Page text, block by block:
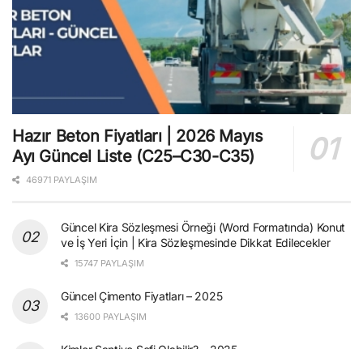
Hazır Beton Fiyatları | 2026 Mayıs
Ayı Güncel Liste (C25–C30-C35)
46971 PAYLAŞIM
Güncel Kira Sözleşmesi Örneği (Word Formatında) Konut
ve İş Yeri İçin | Kira Sözleşmesinde Dikkat Edilecekler
15747 PAYLAŞIM
Güncel Çimento Fiyatları – 2025
13600 PAYLAŞIM